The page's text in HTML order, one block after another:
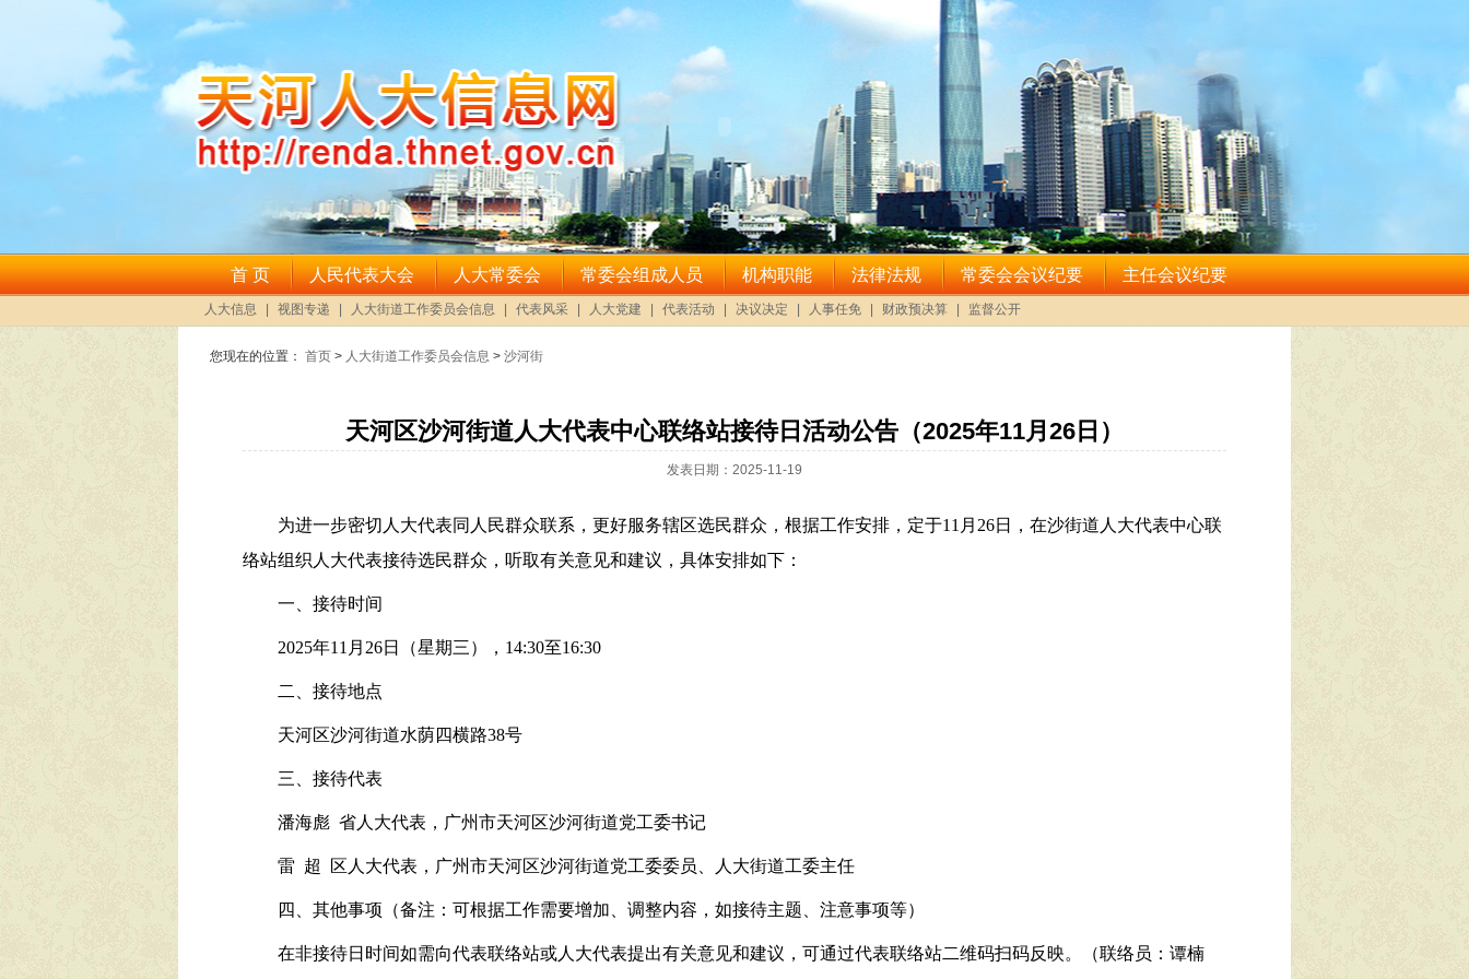
您现在的位置： 首页 > 人大街道工作委员会信息 > 沙河街
天河区沙河街道人大代表中心联络站接待日活动公告（2025年11月26日）
发表日期：2025-11-19
为进一步密切人大代表同人民群众联系，更好服务辖区选民群众，根据工作安排，定于11月26日，在沙街道人大代表中心联
络站组织人大代表接待选民群众，听取有关意见和建议，具体安排如下：
一、接待时间
2025年11月26日（星期三），14:30至16:30
二、接待地点
天河区沙河街道水荫四横路38号
三、接待代表
潘海彪 省人大代表，广州市天河区沙河街道党工委书记
雷 超 区人大代表，广州市天河区沙河街道党工委委员、人大街道工委主任
四、其他事项（备注：可根据工作需要增加、调整内容，如接待主题、注意事项等）
在非接待日时间如需向代表联络站或人大代表提出有关意见和建议，可通过代表联络站二维码扫码反映。（联络员：谭楠